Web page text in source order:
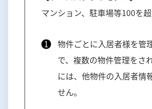
マンション、駐車場等100を
物件ごとに入居者様を管
で、複数の物件管理をさ
には、他物件の入居者情
せん。